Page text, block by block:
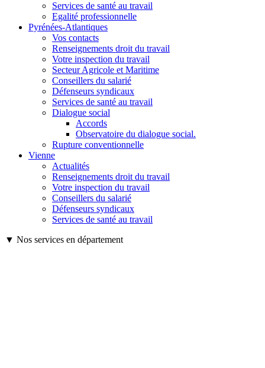
Services de santé au travail
Egalité professionnelle
Pyrénées-Atlantiques
Vos contacts
Renseignements droit du travail
Votre inspection du travail
Secteur Agricole et Maritime
Conseillers du salarié
Défenseurs syndicaux
Services de santé au travail
Dialogue social
Accords
Observatoire du dialogue social.
Rupture conventionnelle
Vienne
Actualités
Renseignements droit du travail
Votre inspection du travail
Conseillers du salarié
Défenseurs syndicaux
Services de santé au travail
▼ Nos services en département